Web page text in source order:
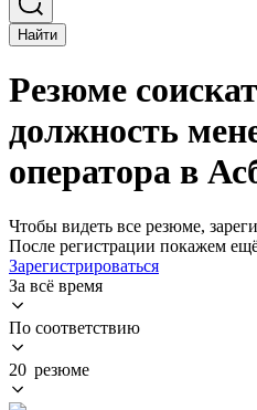
Найти
Резюме
должность
оператора в
Чтобы видеть все резюме,
После регистрации покажем
Зарегистрироваться
За всё время
По соответствию
20 резюме